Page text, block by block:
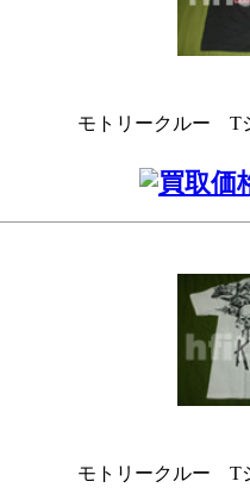
モトリークルー T
モトリークルー T